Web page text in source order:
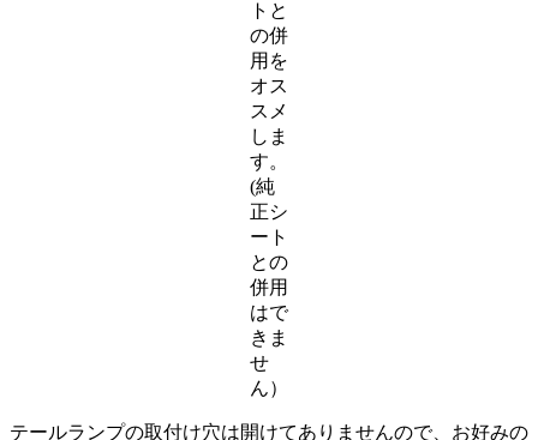
トと
の併
用を
オス
スメ
しま
す。
(純
正シ
ート
との
併用
はで
きま
せ
ん）
テールランプの取付け穴は開けてありませんので、お好みの